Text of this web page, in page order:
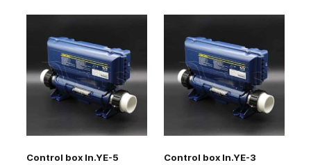
Control box In.YE-5 Control box In.YE-3